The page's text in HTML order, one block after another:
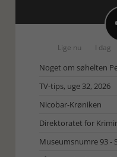
Lige nu I dag
Noget om søhelten
TV-tips, uge 32, 2026
Nicobar-Krøniken
Direktoratet for
Museumsnumre 93 -